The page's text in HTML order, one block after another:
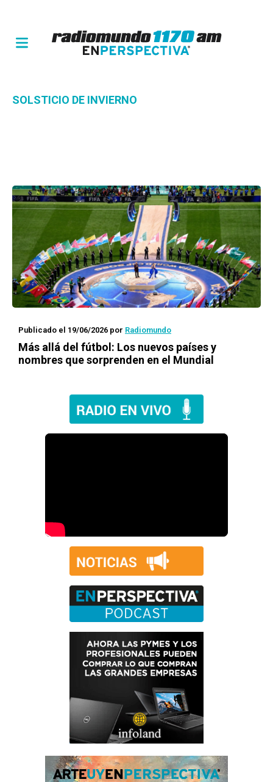
SOLSTICIO DE INVIERNO
Publicado el 19/06/2026 por Radiomundo
Más allá del fútbol: Los nuevos países y
nombres que sorprenden en el Mundial